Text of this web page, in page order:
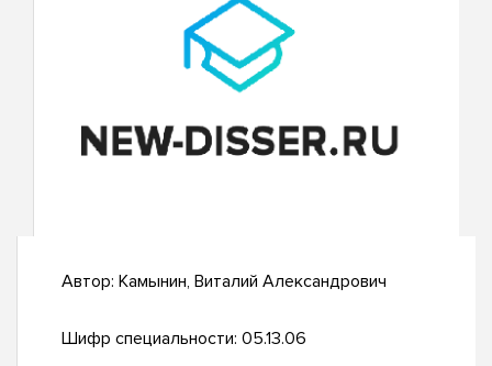
Автор: Камынин, Виталий Александрович
Шифр специальности: 05.13.06